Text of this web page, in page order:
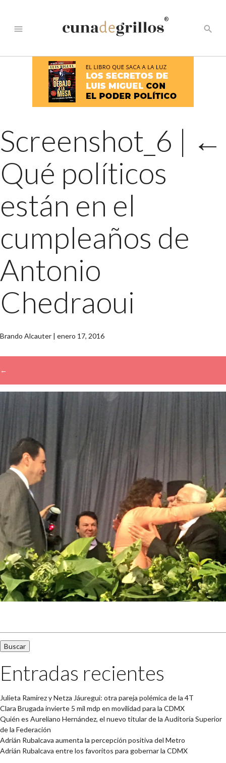
menu
®
search
Screenshot_6 | ←
Qué políticos
están en el
cumpleaños de
Antonio
Chedraoui
Brando Alcauter | enero 17, 2016
←
→
Entradas recientes
Julieta Ramírez y Netza Jáuregui: otra pareja polémica de la 4T
Clara Brugada invierte 5 mil mdp en movilidad para la CDMX
Quién es Aureliano Hernández, el nuevo titular de la Auditoría Superior
de la Federación
Adrián Rubalcava aumenta la percepción positiva del Metro
Adrián Rubalcava entre los favoritos para gobernar la CDMX